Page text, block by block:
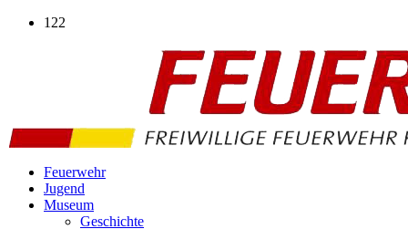
Zum
122
Feuerwehr
Jugend
Museum
Geschichte